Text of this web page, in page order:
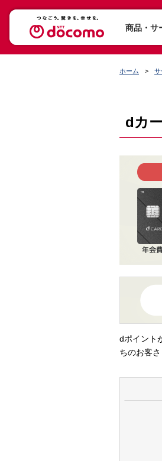
商品・サ
ホーム サ
dカ
dポイント
ちのお客